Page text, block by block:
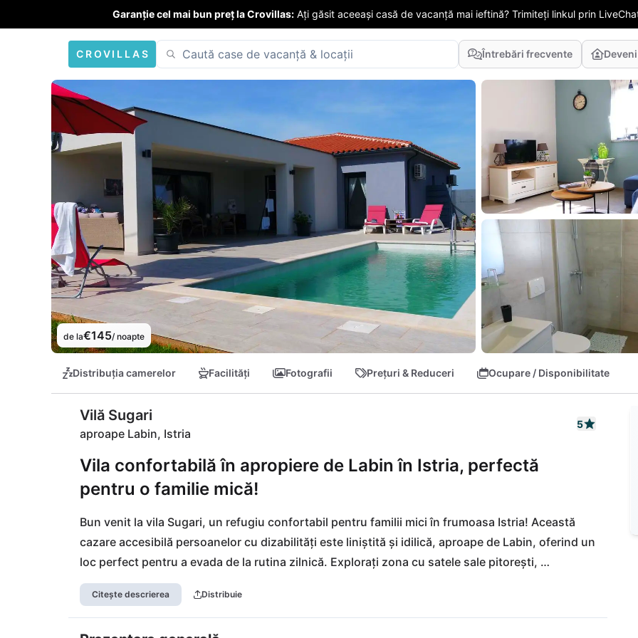
Garanție cel mai bun preț la Crovillas: Ați găsit aceeași casă de vacanță mai ieftină? Trimiteți linkul prin
CROVILLAS Întrebări frecvente
de la€145/ noapte
Distribuția camerelor Facilități Fotografii Prețuri & Reduceri Ocupare / Disponibilitate
Vilă Sugari
aproape Labin, Istria
5
Vila confortabilă în apropiere de Labin în Istria, perfectă
pentru o familie mică!
Bun venit la vila Sugari, un refugiu confortabil pentru familii mici în frumoasa Istria! Această
cazare accesibilă persoanelor cu dizabilități este liniștită și idilică, aproape de Labin, oferind un
loc perfect pentru a evada de la rutina zilnică. Explorați zona cu satele sale pitorești,
impresionantul Parc Național Brijuni sau relaxați-vă pe plajele de vis din apropiere. Bucurați-vă
de delicii culinare în restaurantele din împrejurimi și găsiți un supermarket la doar o aruncătură
de băț pentru a vă putea auto-întreține. Atracții culturale precum Pula, Rovinj sau Poreč sunt
Citește descrierea Distribuie